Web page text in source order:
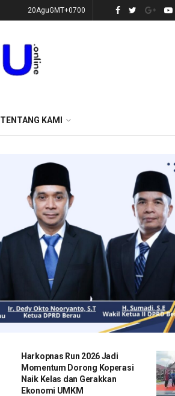
20AguGMT+0700
TENTANG KAMI
Harkopnas Run 2026 Jadi
Momentum Dorong Koperasi
Naik Kelas dan Gerakkan
Ekonomi UMKM